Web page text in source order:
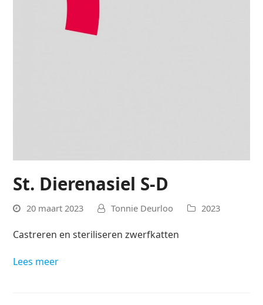
St. Dierenasiel S-D
20 maart 2023 Tonnie Deurloo 2023
Castreren en steriliseren zwerfkatten
Lees meer